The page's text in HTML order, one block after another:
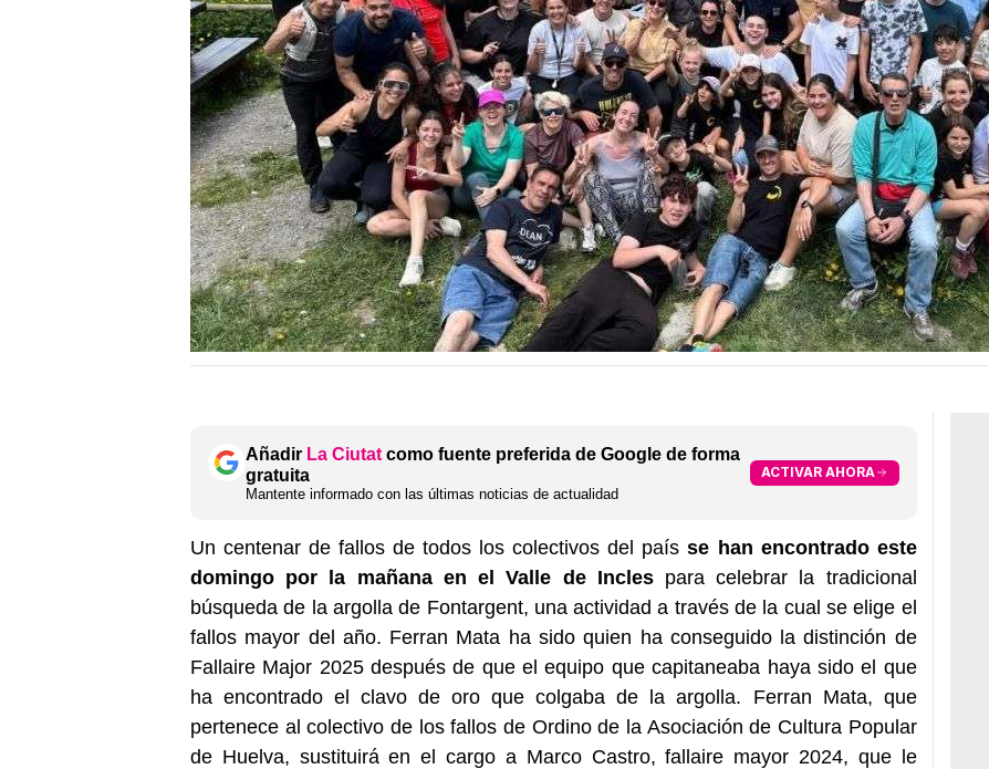
Añadir La Ciutat como fuente preferida de Google de forma
gratuita
Mantente informado con las últimas noticias de actualidad
ACTIVAR AHORA
Un centenar de fallos de todos los colectivos del paísse han encontrado este
domingo por la mañana en el Valle de Inclespara celebrar la tradicional
búsqueda de la argolla de Fontargent, una actividad a través de la cual se elige el
fallos mayor del año. Ferran Mata ha sido quien ha conseguido la distinción de
Fallaire Major 2025 después de que el equipo que capitaneaba haya sido el que
ha encontrado el clavo de oro que colgaba de la argolla. Ferran Mata, que
pertenece al colectivo de los fallos de Ordino de la Asociación de Cultura Popular
de Huelva, sustituirá en el cargo a Marco Castro, fallaire mayor 2024, que le